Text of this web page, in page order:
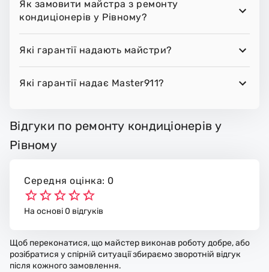
Як замовити майстра з ремонту
кондиціонерів у Рівному?
Які гарантії надають майстри?
Які гарантії надає Master911?
Відгуки по ремонту кондиціонерів у
Рівному
Середня оцінка: 0
На основі 0 відгуків
Щоб переконатися, що майстер виконав роботу добре, або
розібратися у спірній ситуації збираємо зворотній відгук
після кожного замовлення.